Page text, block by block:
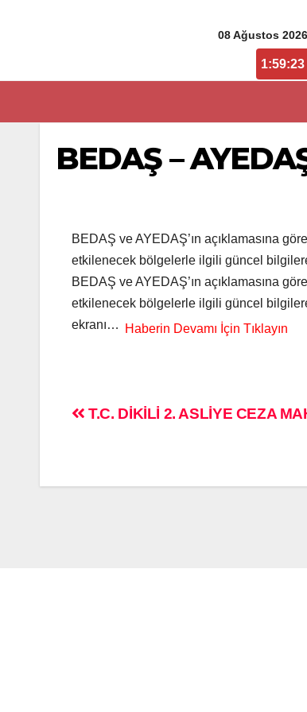
08 Ağustos
1:59:23
BEDAŞ –
BEDAŞ ve AYEDAŞ’ın açıklamasına
etkilenecek bölgelerle ilgili güncel
BEDAŞ ve AYEDAŞ’ın açıklamasına
etkilenecek bölgelerle ilgili güncel
ekranı…
T.C. DİKİLİ 2. ASLİYE CEZA